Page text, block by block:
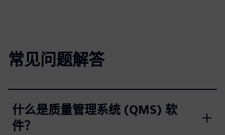
常见问题解答
什么是质量管理系统 (QMS) 软
件？